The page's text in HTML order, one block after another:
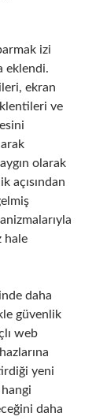
izi
eklendi.
ekran
ve
olarak
açısından
hale
daha
güvenlik
web
yeni
daha